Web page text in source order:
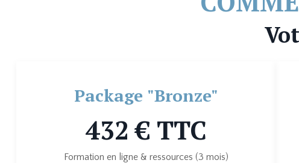
Package "Bronze"
432 € TTC
Formation en ligne & ressources (3 mois)